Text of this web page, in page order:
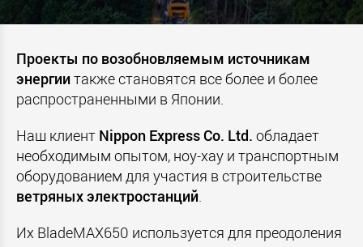
Проекты по возобновляемым источникам
энергии также становятся все более и более
распространенными в Японии.
Наш клиент Nippon Express Co. Ltd. обладает
необходимым опытом, ноу-хау и транспортным
оборудованием для участия в строительстве
ветряных электростанций.
Их BladeMAX650 используется для преодоления